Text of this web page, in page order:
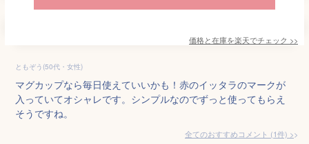
価格と在庫を楽天でチェック >>
ともぞう(50代・女性)
マグカップなら毎日使えていいかも！赤のイッタラのマークが
入っていてオシャレです。シンプルなのでずっと使ってもらえ
そうですね。
全てのおすすめコメント (1件) >